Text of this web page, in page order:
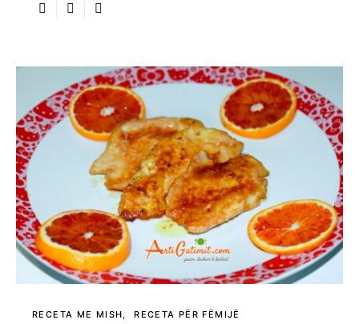
RECETA ME MISH RECETA PËR FËMIJË